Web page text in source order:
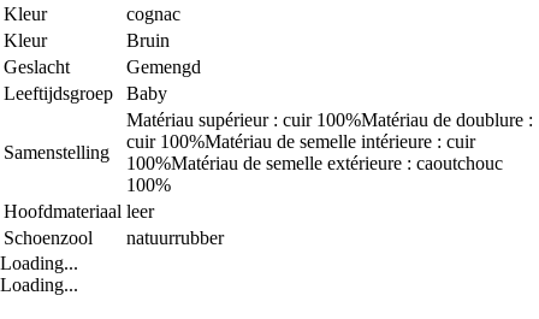
Kleur
cognac
Kleur
Bruin
Geslacht
Gemengd
Leeftijdsgroep
Baby
Samenstelling
Matériau supérieur : cuir 100%Matériau de doublure :
cuir 100%Matériau de semelle intérieure : cuir
100%Matériau de semelle extérieure : caoutchouc
100%
Hoofdmateriaal leer
Schoenzool
natuurrubber
Loading...
Loading...